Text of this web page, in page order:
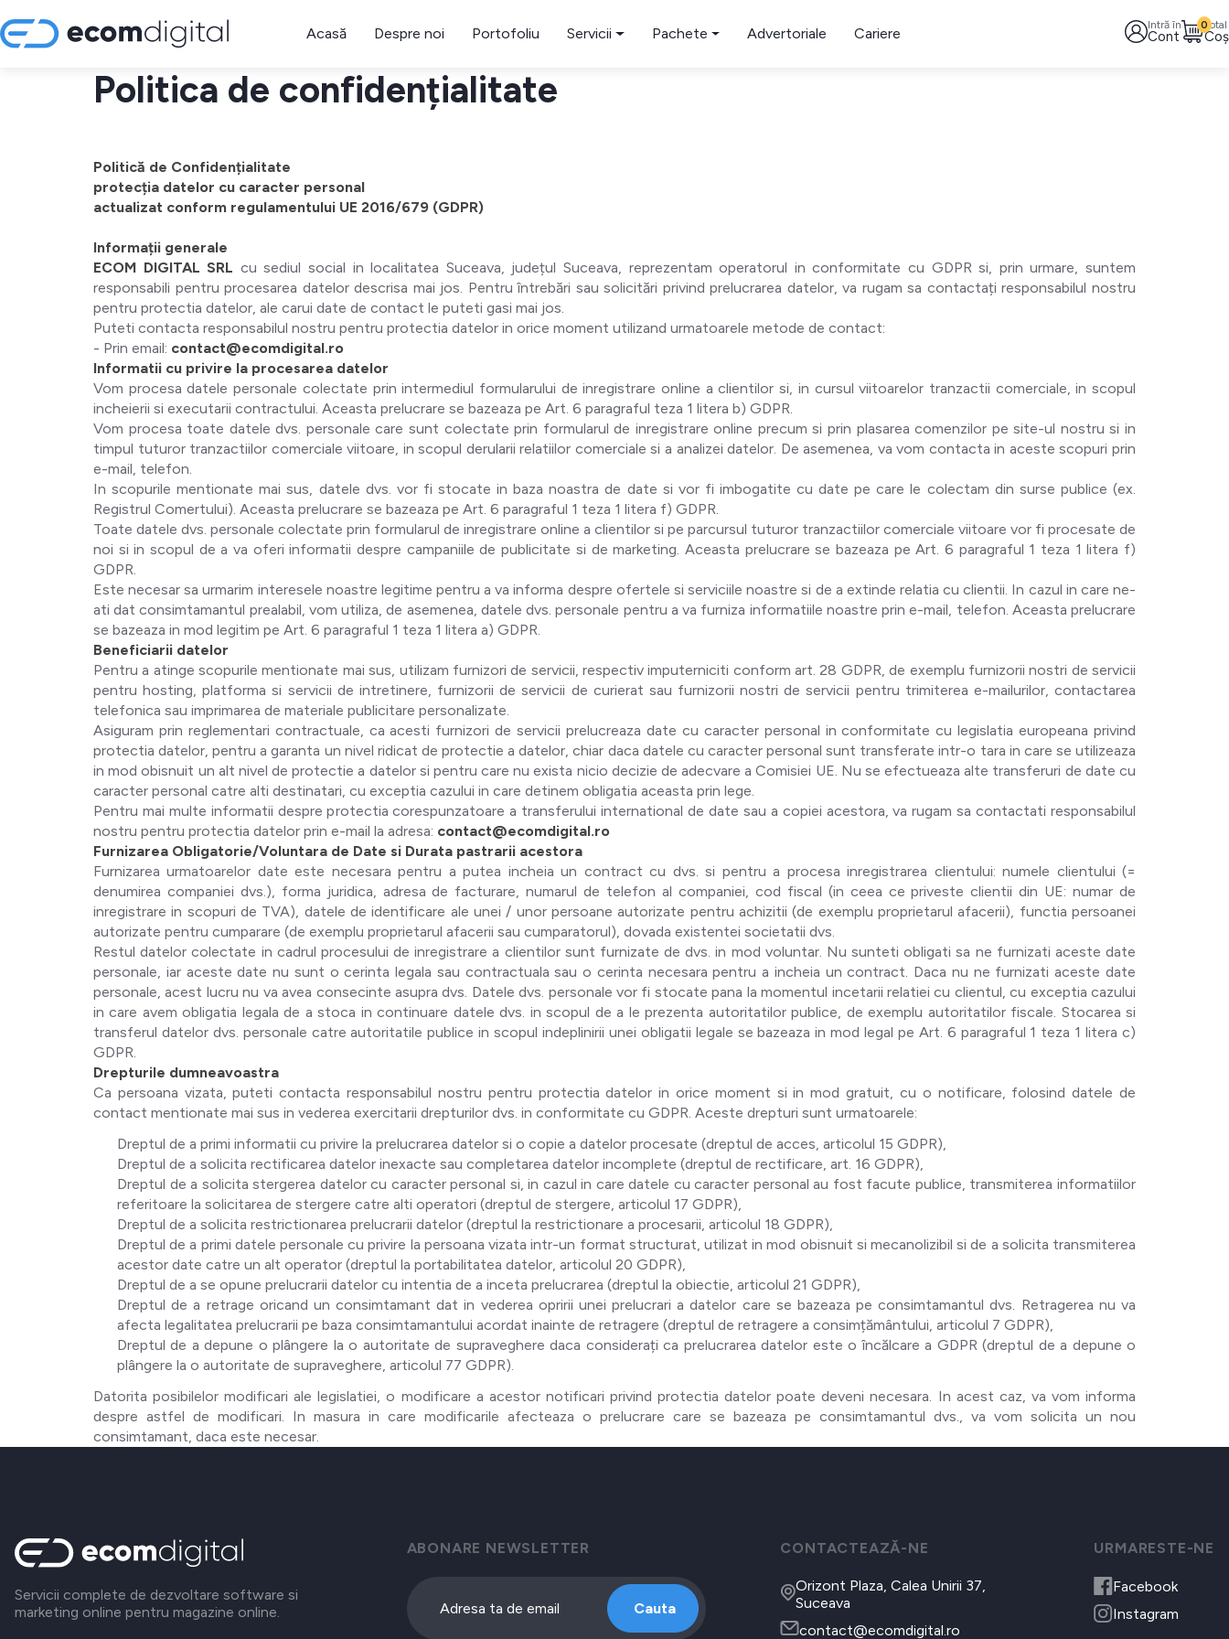
Acasă Despre noi Portofoliu Servicii Pachete Advertoriale Cariere Intră în
Cont
Total
Coș
0
Politica de confidențialitate
Politică de Confidențialitate
protecția datelor cu caracter personal
actualizat conform regulamentului UE 2016/679 (GDPR)
Informații generale
ECOM DIGITAL SRL cu sediul social in localitatea Suceava, județul Suceava, reprezentam operatorul in conformitate cu GDPR si, prin urmare, suntem
responsabili pentru procesarea datelor descrisa mai jos. Pentru întrebări sau solicitări privind prelucrarea datelor, va rugam sa contactați responsabilul nostru
pentru protectia datelor, ale carui date de contact le puteti gasi mai jos.
Puteti contacta responsabilul nostru pentru protectia datelor in orice moment utilizand urmatoarele metode de contact:
- Prin email: contact@ecomdigital.ro
Informatii cu privire la procesarea datelor
Vom procesa datele personale colectate prin intermediul formularului de inregistrare online a clientilor si, in cursul viitoarelor tranzactii comerciale, in scopul
incheierii si executarii contractului. Aceasta prelucrare se bazeaza pe Art. 6 paragraful teza 1 litera b) GDPR.
Vom procesa toate datele dvs. personale care sunt colectate prin formularul de inregistrare online precum si prin plasarea comenzilor pe site-ul nostru si in
timpul tuturor tranzactiilor comerciale viitoare, in scopul derularii relatiilor comerciale si a analizei datelor. De asemenea, va vom contacta in aceste scopuri prin
e-mail, telefon.
In scopurile mentionate mai sus, datele dvs. vor fi stocate in baza noastra de date si vor fi imbogatite cu date pe care le colectam din surse publice (ex.
Registrul Comertului). Aceasta prelucrare se bazeaza pe Art. 6 paragraful 1 teza 1 litera f) GDPR.
Toate datele dvs. personale colectate prin formularul de inregistrare online a clientilor si pe parcursul tuturor tranzactiilor comerciale viitoare vor fi procesate de
noi si in scopul de a va oferi informatii despre campaniile de publicitate si de marketing. Aceasta prelucrare se bazeaza pe Art. 6 paragraful 1 teza 1 litera f)
GDPR.
Este necesar sa urmarim interesele noastre legitime pentru a va informa despre ofertele si serviciile noastre si de a extinde relatia cu clientii. In cazul in care ne-
ati dat consimtamantul prealabil, vom utiliza, de asemenea, datele dvs. personale pentru a va furniza informatiile noastre prin e-mail, telefon. Aceasta prelucrare
se bazeaza in mod legitim pe Art. 6 paragraful 1 teza 1 litera a) GDPR.
Beneficiarii datelor
Pentru a atinge scopurile mentionate mai sus, utilizam furnizori de servicii, respectiv imputerniciti conform art. 28 GDPR, de exemplu furnizorii nostri de servicii
pentru hosting, platforma si servicii de intretinere, furnizorii de servicii de curierat sau furnizorii nostri de servicii pentru trimiterea e-mailurilor, contactarea
telefonica sau imprimarea de materiale publicitare personalizate.
Asiguram prin reglementari contractuale, ca acesti furnizori de servicii prelucreaza date cu caracter personal in conformitate cu legislatia europeana privind
protectia datelor, pentru a garanta un nivel ridicat de protectie a datelor, chiar daca datele cu caracter personal sunt transferate intr-o tara in care se utilizeaza
in mod obisnuit un alt nivel de protectie a datelor si pentru care nu exista nicio decizie de adecvare a Comisiei UE. Nu se efectueaza alte transferuri de date cu
caracter personal catre alti destinatari, cu exceptia cazului in care detinem obligatia aceasta prin lege.
Pentru mai multe informatii despre protectia corespunzatoare a transferului international de date sau a copiei acestora, va rugam sa contactati responsabilul
nostru pentru protectia datelor prin e-mail la adresa: contact@ecomdigital.ro
Furnizarea Obligatorie/Voluntara de Date si Durata pastrarii acestora
Furnizarea urmatoarelor date este necesara pentru a putea incheia un contract cu dvs. si pentru a procesa inregistrarea clientului: numele clientului (=
denumirea companiei dvs.), forma juridica, adresa de facturare, numarul de telefon al companiei, cod fiscal (in ceea ce priveste clientii din UE: numar de
inregistrare in scopuri de TVA), datele de identificare ale unei / unor persoane autorizate pentru achizitii (de exemplu proprietarul afacerii), functia persoanei
autorizate pentru cumparare (de exemplu proprietarul afacerii sau cumparatorul), dovada existentei societatii dvs.
Restul datelor colectate in cadrul procesului de inregistrare a clientilor sunt furnizate de dvs. in mod voluntar. Nu sunteti obligati sa ne furnizati aceste date
personale, iar aceste date nu sunt o cerinta legala sau contractuala sau o cerinta necesara pentru a incheia un contract. Daca nu ne furnizati aceste date
personale, acest lucru nu va avea consecinte asupra dvs. Datele dvs. personale vor fi stocate pana la momentul incetarii relatiei cu clientul, cu exceptia cazului
in care avem obligatia legala de a stoca in continuare datele dvs. in scopul de a le prezenta autoritatilor publice, de exemplu autoritatilor fiscale. Stocarea si
transferul datelor dvs. personale catre autoritatile publice in scopul indeplinirii unei obligatii legale se bazeaza in mod legal pe Art. 6 paragraful 1 teza 1 litera c)
GDPR.
Drepturile dumneavoastra
Ca persoana vizata, puteti contacta responsabilul nostru pentru protectia datelor in orice moment si in mod gratuit, cu o notificare, folosind datele de
contact mentionate mai sus in vederea exercitarii drepturilor dvs. in conformitate cu GDPR. Aceste drepturi sunt urmatoarele:
Dreptul de a primi informatii cu privire la prelucrarea datelor si o copie a datelor procesate (dreptul de acces, articolul 15 GDPR),
Dreptul de a solicita rectificarea datelor inexacte sau completarea datelor incomplete (dreptul de rectificare, art. 16 GDPR),
Dreptul de a solicita stergerea datelor cu caracter personal si, in cazul in care datele cu caracter personal au fost facute publice, transmiterea informatiilor
referitoare la solicitarea de stergere catre alti operatori (dreptul de stergere, articolul 17 GDPR),
Dreptul de a solicita restrictionarea prelucrarii datelor (dreptul la restrictionare a procesarii, articolul 18 GDPR),
Dreptul de a primi datele personale cu privire la persoana vizata intr-un format structurat, utilizat in mod obisnuit si mecanolizibil si de a solicita transmiterea
acestor date catre un alt operator (dreptul la portabilitatea datelor, articolul 20 GDPR),
Dreptul de a se opune prelucrarii datelor cu intentia de a inceta prelucrarea (dreptul la obiectie, articolul 21 GDPR),
Dreptul de a retrage oricand un consimtamant dat in vederea opririi unei prelucrari a datelor care se bazeaza pe consimtamantul dvs. Retragerea nu va
afecta legalitatea prelucrarii pe baza consimtamantului acordat inainte de retragere (dreptul de retragere a consimțământului, articolul 7 GDPR),
Dreptul de a depune o plângere la o autoritate de supraveghere daca considerați ca prelucrarea datelor este o încălcare a GDPR (dreptul de a depune o
plângere la o autoritate de supraveghere, articolul 77 GDPR).
Datorita posibilelor modificari ale legislatiei, o modificare a acestor notificari privind protectia datelor poate deveni necesara. In acest caz, va vom informa
despre astfel de modificari. In masura in care modificarile afecteaza o prelucrare care se bazeaza pe consimtamantul dvs., va vom solicita un nou
consimtamant, daca este necesar.
Servicii complete de dezvoltare software si
marketing online pentru magazine online.
ABONARE NEWSLETTER
Cauta
CONTACTEAZĂ-NE
Orizont Plaza, Calea Unirii 37,
Suceava
contact@ecomdigital.ro
URMARESTE-NE
Facebook
Instagram